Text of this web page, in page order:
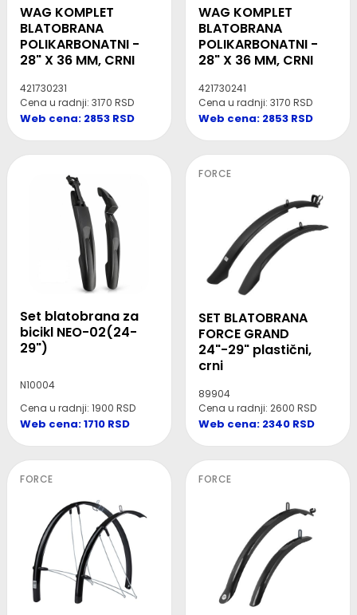
WAG KOMPLET
BLATOBRANA
POLIKARBONATNI -
28" X 36 MM, CRNI
421730231
Cena u radnji: 3170 RSD
Web cena: 2853 RSD
WAG KOMPLET
BLATOBRANA
POLIKARBONATNI -
28" X 36 MM, CRNI
421730241
Cena u radnji: 3170 RSD
Web cena: 2853 RSD
Set blatobrana za
bicikl NEO-02(24-
29")
N10004
Cena u radnji: 1900 RSD
Web cena: 1710 RSD
FORCE
SET BLATOBRANA
FORCE GRAND
24"-29" plastični,
crni
89904
Cena u radnji: 2600 RSD
Web cena: 2340 RSD
FORCE FORCE